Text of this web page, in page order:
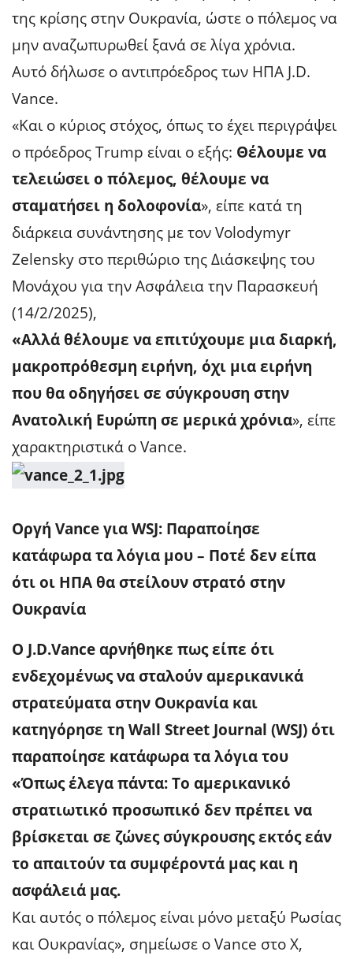
της κρίσης στην Ουκρανία, ώστε ο πόλεμος να
μην αναζωπυρωθεί ξανά σε λίγα χρόνια.
Αυτό δήλωσε ο αντιπρόεδρος των ΗΠΑ J.D.
Vance.
«Και ο κύριος στόχος, όπως το έχει περιγράψει
ο πρόεδρος Trump είναι ο εξής: Θέλουμε να
τελειώσει ο πόλεμος, θέλουμε να
σταματήσει η δολοφονία», είπε κατά τη
διάρκεια συνάντησης με τον Volodymyr
Zelensky στο περιθώριο της Διάσκεψης του
Μονάχου για την Ασφάλεια την Παρασκευή
(14/2/2025),
«Αλλά θέλουμε να επιτύχουμε μια διαρκή,
μακροπρόθεσμη ειρήνη, όχι μια ειρήνη
που θα οδηγήσει σε σύγκρουση στην
Ανατολική Ευρώπη σε μερικά χρόνια», είπε
χαρακτηριστικά ο Vance.
Οργή Vance για WSJ: Παραποίησε
κατάφωρα τα λόγια μου – Ποτέ δεν είπα
ότι οι ΗΠΑ θα στείλουν στρατό στην
Ουκρανία
Ο J.D.Vance αρνήθηκε πως είπε ότι
ενδεχομένως να σταλούν αμερικανικά
στρατεύματα στην Ουκρανία και
κατηγόρησε τη Wall Street Journal (WSJ) ότι
παραποίησε κατάφωρα τα λόγια του
«Όπως έλεγα πάντα: Το αμερικανικό
στρατιωτικό προσωπικό δεν πρέπει να
βρίσκεται σε ζώνες σύγκρουσης εκτός εάν
το απαιτούν τα συμφέροντά μας και η
ασφάλειά μας.
Και αυτός ο πόλεμος είναι μόνο μεταξύ Ρωσίας
και Ουκρανίας», σημείωσε ο Vance στο Χ,